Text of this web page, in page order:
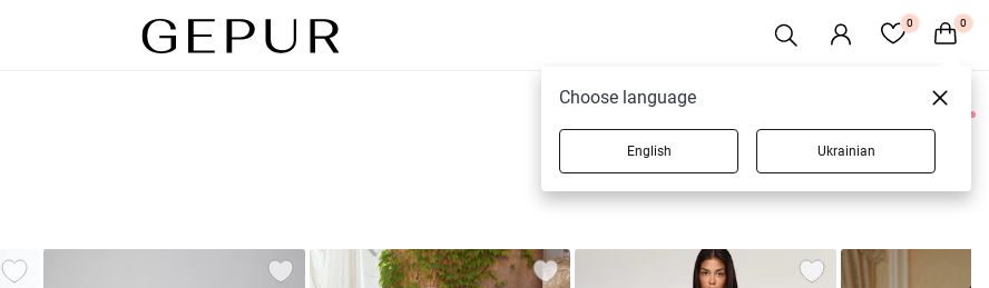
0 0
0 товарів
Choose language
English Ukrainian